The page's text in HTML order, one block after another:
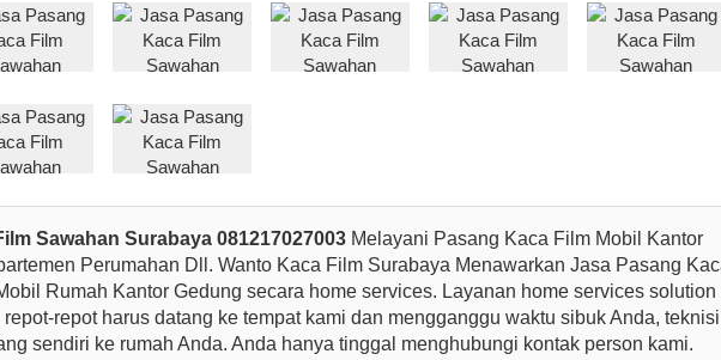
Sawahan Surabaya 081217027003 Melayani Pasang Kaca Film Mobil Kantor
Perumahan Dll. Wanto Kaca Film Surabaya Menawarkan Jasa Pasang
Rumah Kantor Gedung secara home services. Layanan home services solution
repot harus datang ke tempat kami dan mengganggu waktu sibuk Anda, teknisi
sendiri ke rumah Anda. Anda hanya tinggal menghubungi kontak person kami.